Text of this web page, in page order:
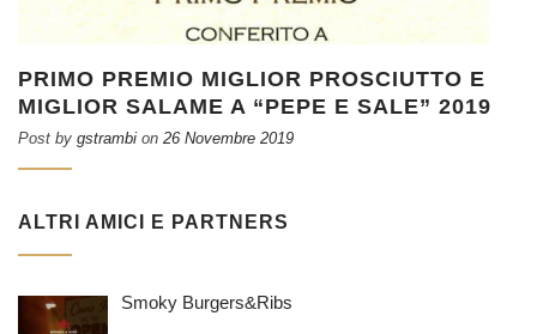
PRIMO PREMIO MIGLIOR PROSCIUTTO E
MIGLIOR SALAME A “PEPE E SALE” 2019
Post by gstrambi on 26 Novembre 2019
ALTRI AMICI E PARTNERS
Smoky Burgers&Ribs